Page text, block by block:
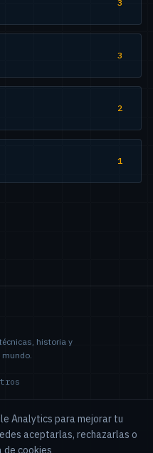
3
3
2
1
historia y
mundo.
Analytics para mejorar tu
aceptarlas, rechazarlas o
de cookies